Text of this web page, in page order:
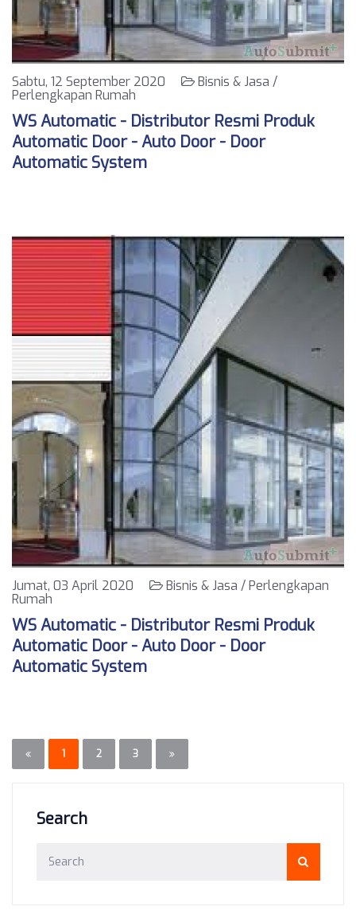
Sabtu, 12 September 2020
Bisnis & Jasa /
Perlengkapan Rumah
WS Automatic - Distributor Resmi Produk
Automatic Door - Auto Door - Door
Automatic System
Jumat, 03 April 2020
Bisnis & Jasa / Perlengkapan
Rumah
WS Automatic - Distributor Resmi Produk
Automatic Door - Auto Door - Door
Automatic System
1 2 3
Search